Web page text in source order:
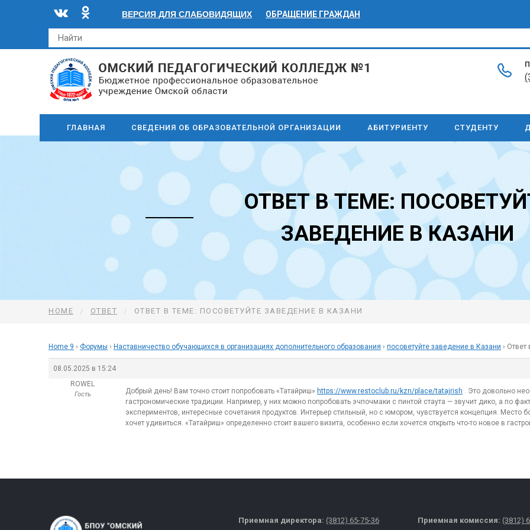
ВЕРСИЯ ДЛЯ СЛАБОВИДЯЩИХ ОБРАЩЕНИЕ ГРАЖДАН
ГЛАВНАЯ СВЕДЕНИЯ ОБ ОБРАЗОВАТЕЛЬНОЙ ОРГАНИЗАЦИИ АБИТУРИЕНТУ СТУДЕНТУ
ОТВЕТ В ТЕМЕ:
ЗАВЕДЕНИЕ В КАЗАНИ
HOME ОТВЕТ ОТВЕТ В ТЕМЕ: ПОСОВЕТУЙТЕ ЗАВЕДЕНИЕ В КАЗАНИ
Home 9 › Форумы › Наставничество обучающихся в организациях дополнительного образования › посоветуйте заведение в Казани › Ответ
08.05.2025 в 15:24
ROWEL
Гость Добрый день! Вам точно стоит попробовать «Татайриш» https://www.restoclub.ru/kzn/place/tatajrish . Это довольно
гастрономические традиции. Например, у них можно попробовать эчпочмаки с пинтой стаута — звучит дико, а по
экспериментов, интересные сочетания продуктов. Интерьер стильный, но с юмором, чувствуется концепция. Место
хочет удивиться. «Татайриш» определенно стоит вашего визита, особенно если хочется открыть что-то новое в
Приемная директора: (3812) 65-75-36
Приемная комиссия: (3812)